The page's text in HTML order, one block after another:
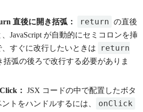
直後に開き括弧：
return の直後
JavaScript が自動的にセミコロンを挿
すぐに改行したいときは
return
括弧の後ろで改行する必要がありま
： JSX コードの中で配置したボタ
トをハンドルするには、
onClick